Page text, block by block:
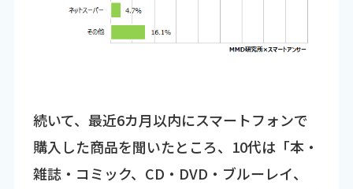
続いて、最近6カ月以内にスマートフォンで
購入した商品を聞いたところ、10代は「本・
雑誌・コミック、CD・DVD・ブルーレイ、